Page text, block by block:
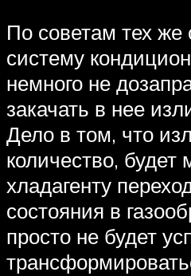
По советам тех же
систему
немного не
закачать в нее
Дело в том, что
количество, будет
хладагенту
состояния в
просто не будет